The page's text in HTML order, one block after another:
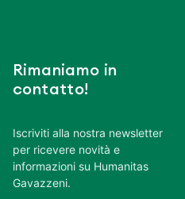
Rimaniamo in
contatto!
Iscriviti alla nostra newsletter
per ricevere novità e
informazioni su Humanitas
Gavazzeni.